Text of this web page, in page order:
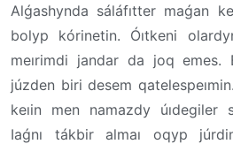
Alǵashynda sáláfıtter maǵan
bolyp kórinetin. Óıtkeni
meırimdi jandar da joq emes.
júzden biri desem
keıin men namazdy úıdegiler
Iaǵnı tákbir almaı oqyp